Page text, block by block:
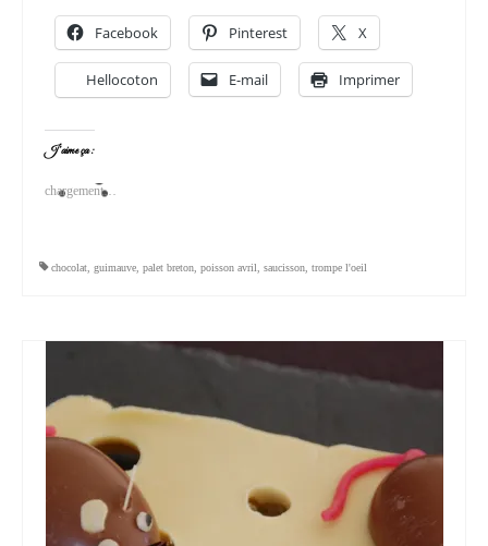
Facebook Pinterest X
Hellocoton E-mail Imprimer
J’aime ça :
chargement…
chocolat guimauve palet breton poisson avril saucisson trompe l'oeil